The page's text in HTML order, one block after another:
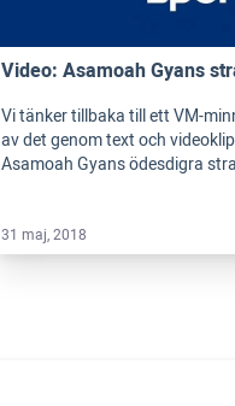
Video: Asamoah Gyans
Vi tänker tillbaka till ett VM-
av det genom text och
Asamoah Gyans ödesdigra
31 maj, 2018